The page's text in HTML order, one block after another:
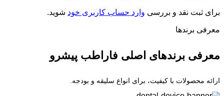
برای ثبت نقد و بررسی وارد حساب کاربری خود شوید.
معرفی برند‌ها
معرفی برندهای اصلی فاراطب پیشرو
ارائه محصولات با کیفیت، برای انواع سلیقه و بودجه.